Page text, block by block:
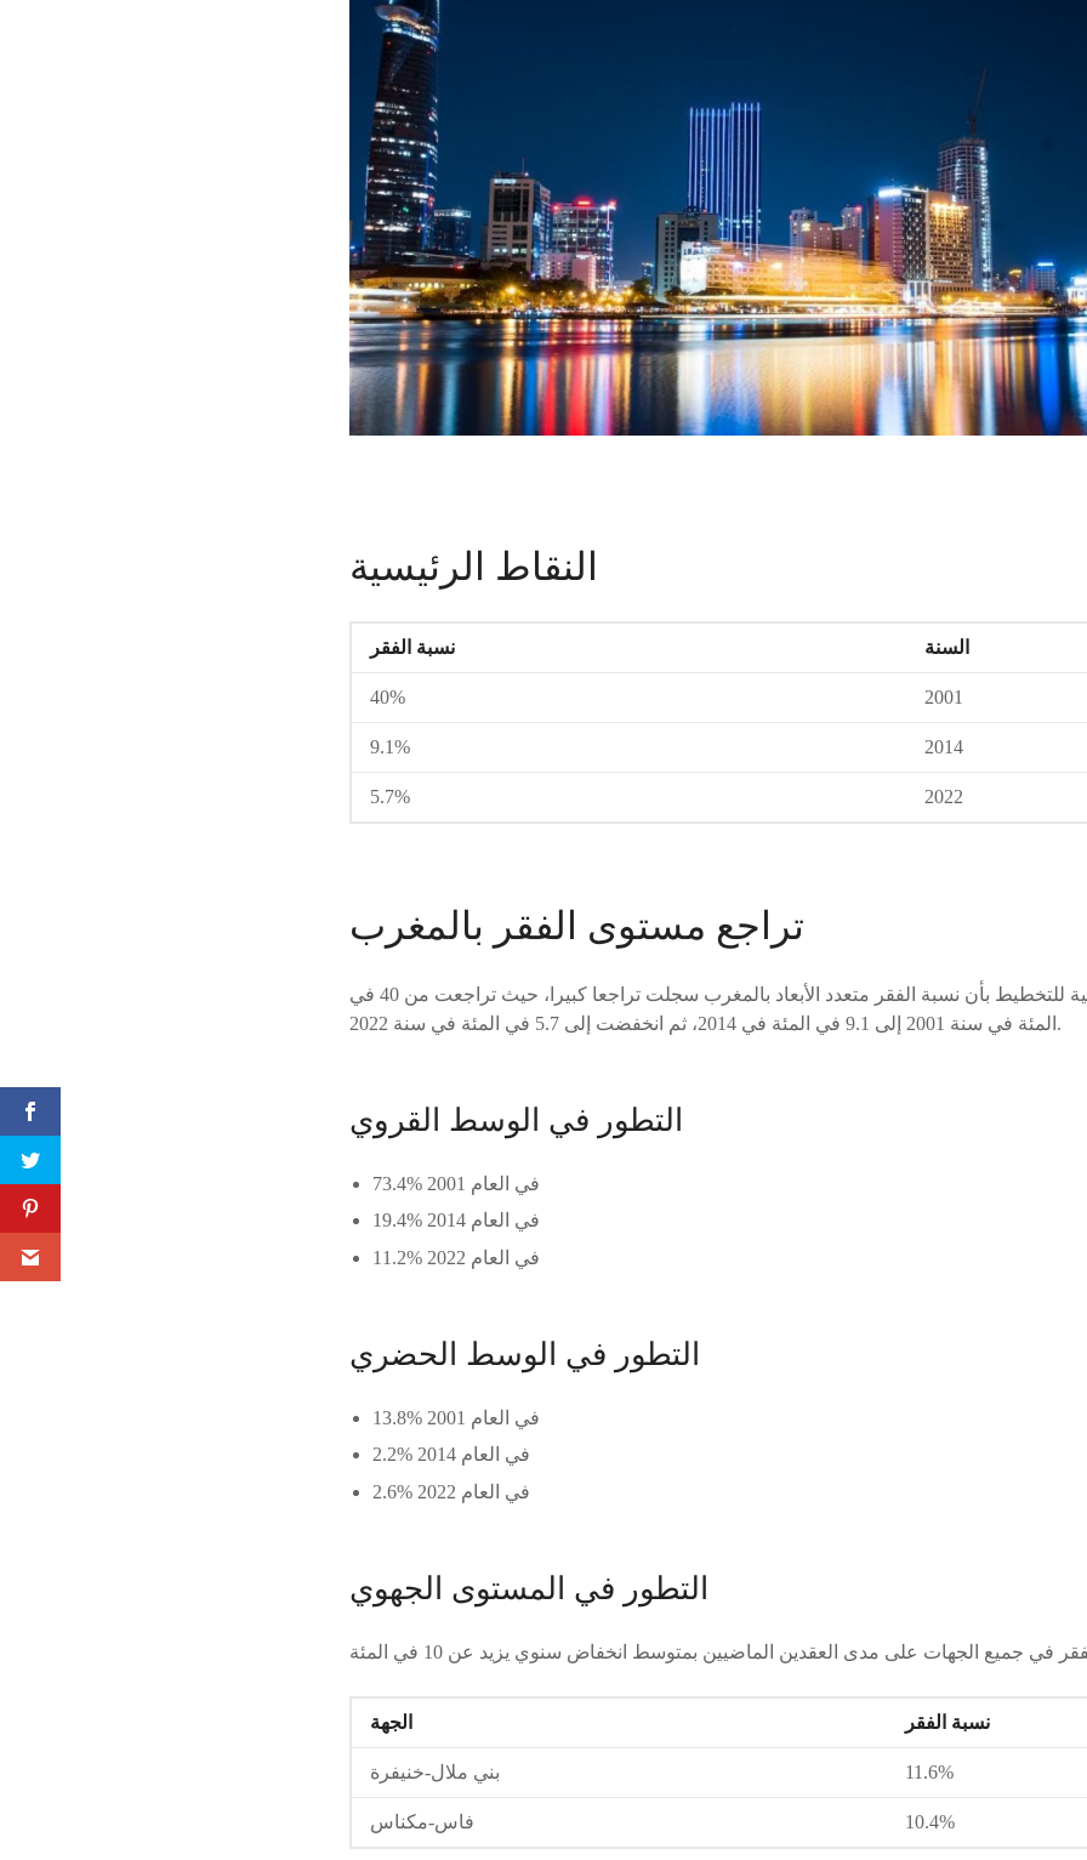
النقاط الرئيسية
نسبة الفقر السنة
40% 2001
9.1% 2014
5.7% 2022
تراجع مستوى الفقر بالمغرب
أفادت المندوبية السامية للتخطيط بأن نسبة الفقر متعدد الأبعاد بالمغرب سجلت تراجعا كبيرا، حيث تراجعت من 40 في
المئة في سنة 2001 إلى 9.1 في المئة في 2014، ثم انخفضت إلى 5.7 في المئة في سنة 2022.
التطور في الوسط القروي
73.4% في العام 2001
19.4% في العام 2014
11.2% في العام 2022
التطور في الوسط الحضري
13.8% في العام 2001
2.2% في العام 2014
2.6% في العام 2022
التطور في المستوى الجهوي
الجهة نسبة الفقر
بني ملال-خنيفرة 11.6%
فاس-مكناس 10.4%